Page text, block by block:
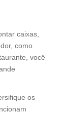
caixas,
como
você
os